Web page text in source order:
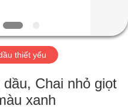
thiết yếu
Chai nhỏ giọt
xanh